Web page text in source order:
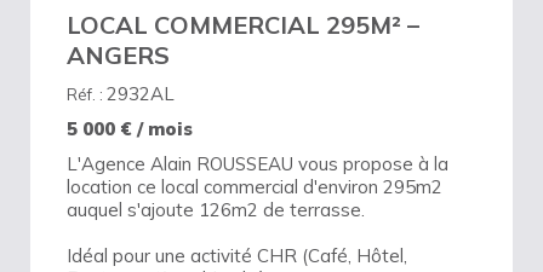
LOCAL COMMERCIAL 295M² –
ANGERS
Réf. : 2932AL
5 000 € / mois
L'Agence Alain ROUSSEAU vous propose à la
location ce local commercial d'environ 295m2
auquel s'ajoute 126m2 de terrasse.
Idéal pour une activité CHR (Café, Hôtel,